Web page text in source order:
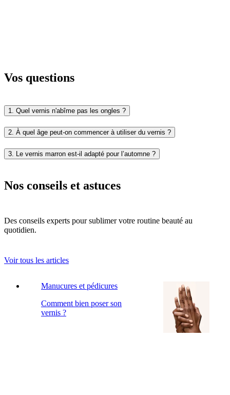
Vos questions
1. Quel vernis n'abîme pas les ongles ?
2. À quel âge peut-on commencer à utiliser du vernis ?
3. Le vernis marron est-il adapté pour l’automne ?
Nos conseils et astuces
Des conseils experts pour sublimer votre routine beauté au
quotidien.
Voir tous les articles
Manucures et pédicures
Comment bien poser son
vernis ?